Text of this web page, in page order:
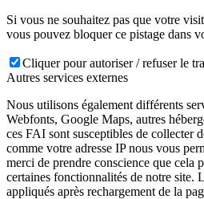
Si vous ne souhaitez pas que votre
vous pouvez bloquer ce pistage dans
Cliquer pour autoriser / refuser le
Autres services externes
Nous utilisons également différents
Webfonts, Google Maps, autres
ces FAI sont susceptibles de collecter
comme votre adresse IP nous vous
merci de prendre conscience que cela
certaines fonctionnalités de notre site.
appliqués après rechargement de la